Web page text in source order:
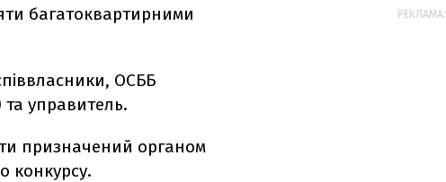
багатоквартирними
ОСББ
управитель.
призначений органом
конкурсу.
РЕКЛАМА: